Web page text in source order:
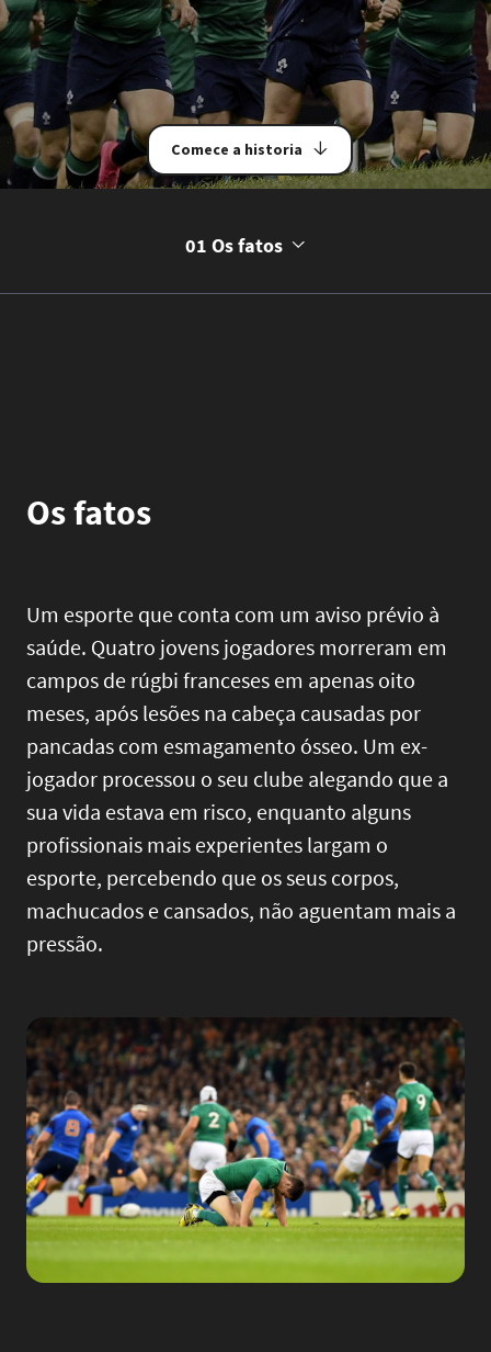
Comece a historia
01 Os fatos
Os fatos
Um esporte que conta com um aviso prévio à
saúde. Quatro jovens jogadores morreram em
campos de rúgbi franceses em apenas oito
meses, após lesões na cabeça causadas por
pancadas com esmagamento ósseo. Um ex-
jogador processou o seu clube alegando que a
sua vida estava em risco, enquanto alguns
profissionais mais experientes largam o
esporte, percebendo que os seus corpos,
machucados e cansados, não aguentam mais a
pressão.
Image